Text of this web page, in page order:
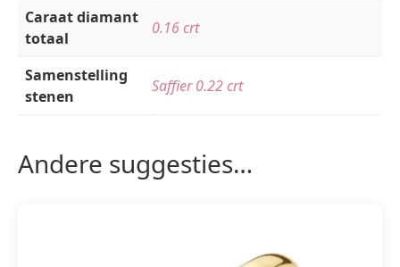
Caraat diamant
totaal
0.16 crt
Samenstelling
stenen
Saffier 0.22 crt
Andere suggesties…